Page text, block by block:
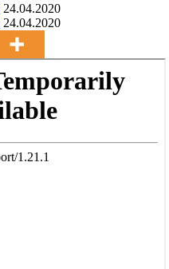
24.04.2020
24.04.2020